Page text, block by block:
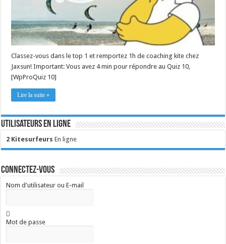
Classez-vous dans le top 1 et remportez 1h de coaching kite chez
Jaxsun! Important: Vous avez 4 min pour répondre au Quiz 10,
[WpProQuiz 10]
Lire la suite »
Utilisateurs en ligne
2 Kitesurfeurs En ligne
Connectez-vous
Nom d'utilisateur ou E-mail
Mot de passe